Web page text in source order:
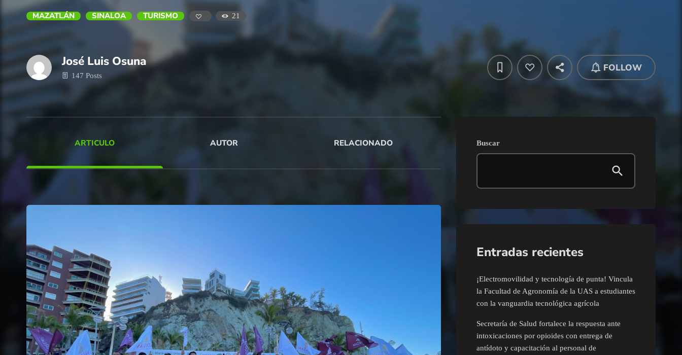
MAZATLÁN SINALOA TURISMO 21
José Luis Osuna
147 Posts
FOLLOW
ARTICULO AUTOR RELACIONADO Buscar
Entradas recientes
¡Electromovilidad y tecnología de punta! Vincula
la Facultad de Agronomía de la UAS a estudiantes
con la vanguardia tecnológica agrícola
Secretaría de Salud fortalece la respuesta ante
intoxicaciones por opioides con entrega de
antídoto y capacitación al personal de